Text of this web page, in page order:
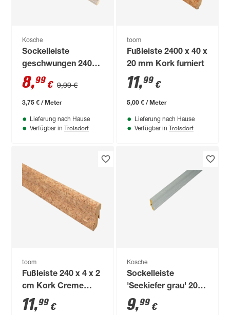
Kosche
Sockelleiste
geschwungen 2400
x 40 x 20 mm
Arlington Eiche
8,99 € 9,99 €
3,75 € / Meter
Lieferung nach Hause
Verfügbar in Troisdorf
toom
Fußleiste 2400 x 40 x
20 mm Kork furniert
11,99 €
5,00 € / Meter
Lieferung nach Hause
Verfügbar in Troisdorf
toom
Fußleiste 240 x 4 x 2
cm Kork Creme
furniert
11,99 €
Kosche
Sockelleiste
'Seekiefer grau' 20 x
40 x 2400 mm
9,99 €